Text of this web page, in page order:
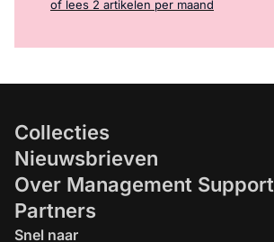
of lees 2 artikelen per maand
Collecties
Nieuwsbrieven
Over Management Support
Partners
Snel naar